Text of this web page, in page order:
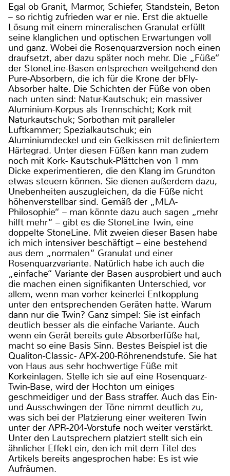
Egal ob Granit, Marmor, Schiefer, Standstein, Beton
– so richtig zufrieden war er nie. Erst die aktuelle
Lösung mit einem mineralischen Granulat erfüllt
seine klanglichen und optischen Erwartungen voll
und ganz. Wobei die Rosenquarzversion noch einen
draufsetzt, aber dazu später noch mehr. Die „Füße“
der StoneLine-Basen entsprechen weitgehend den
Pure-Absorbern, die ich für die Krone der bFly-
Absorber halte. Die Schichten der Füße von oben
nach unten sind: Natur-Kautschuk; ein massiver
Aluminium-Korpus als Trennschicht; Kork mit
Naturkautschuk; Sorbothan mit paralleler
Luftkammer; Spezialkautschuk; ein
Aluminiumdeckel und ein Gelkissen mit definiertem
Härtegrad. Unter diesen Füßen kann man zudem
noch mit Kork- Kautschuk-Plättchen von 1 mm
Dicke experimentieren, die den Klang im Grundton
etwas steuern können. Sie dienen außerdem dazu,
Unebenheiten auszugleichen, da die Füße nicht
höhenverstellbar sind. Gemäß der „MLA-
Philosophie“ – man könnte dazu auch sagen „mehr
hilft mehr“ – gibt es die StoneLine Twin, eine
doppelte StoneLine. Mit zweien dieser Basen habe
ich mich intensiver beschäftigt – eine bestehend
aus dem „normalen“ Granulat und einer
Rosenquarzvariante. Natürlich habe ich auch die
„einfache“ Variante der Basen ausprobiert und auch
die machen einen signifikanten Unterschied, vor
allem, wenn man vorher keinerlei Entkopplung
unter den entsprechenden Geräten hatte. Warum
dann nur die Twin? Ganz simpel: Sie ist einfach
deutlich besser als die einfache Variante. Auch
wenn ein Gerät bereits gute Absorberfüße hat,
macht so eine Basis Sinn. Bestes Beispiel ist die
Qualiton-Classic- APX-200-Röhrenendstufe. Sie hat
von Haus aus sehr hochwertige Füße mit
Korkeinlagen. Stelle ich sie auf eine Rosenquarz-
Twin-Base, wird der Hochton um einiges
geschmeidiger und der Bass straffer. Auch das Ein-
und Ausschwingen der Töne nimmt deutlich zu,
was sich bei der Platzierung einer weiteren Twin
unter der APR-204-Vorstufe noch weiter verstärkt.
Unter den Lautsprechern platziert stellt sich ein
ähnlicher Effekt ein, den ich mit dem Titel des
Artikels bereits angesprochen habe: Es ist wie
Aufräumen.